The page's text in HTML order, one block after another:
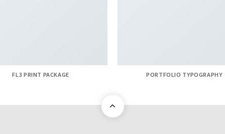
FL3 PRINT PACKAGE PORTFOLIO TYPOGRAPHY